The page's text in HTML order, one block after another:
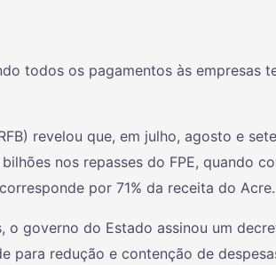
todos os pagamentos às empresas
revelou que, em julho, agosto e
nos repasses do FPE, quando
por 71% da receita do Acre.
o governo do Estado assinou um
para redução e contenção de